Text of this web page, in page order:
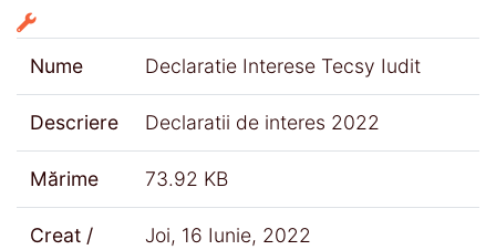
Nume Declaratie Interese Tecsy Iudit
Descriere Declaratii de interes 2022
Mărime 73.92 KB
Creat /
Joi, 16 Iunie, 2022